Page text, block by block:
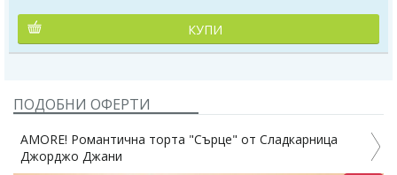
КУПИ
ПОДОБНИ ОФЕРТИ
AMORE! Романтична торта "Сърце" от Сладкарница
Джорджо Джани